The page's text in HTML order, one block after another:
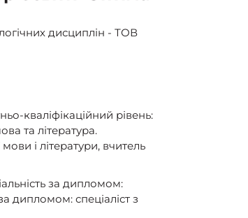
дисциплін - ТОВ
кваліфікаційний рівень:
та література.
і літератури, вчитель
за дипломом:
дипломом: спеціаліст з